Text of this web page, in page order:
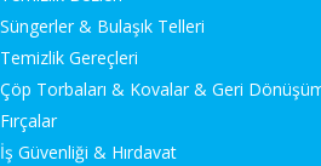
Süngerler & Bulaşık Telleri
Temizlik Gereçleri
Çöp Torbaları & Kovalar & Geri
Fırçalar
İş Güvenliği & Hırdavat